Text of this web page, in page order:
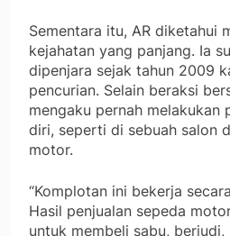
Sementara itu, AR diketahui
kejahatan yang panjang. Ia
dipenjara sejak tahun 2009
pencurian. Selain beraksi
mengaku pernah melakukan
diri, seperti di sebuah salon
motor.
“Komplotan ini bekerja
Hasil penjualan sepeda
untuk membeli sabu, berjudi,